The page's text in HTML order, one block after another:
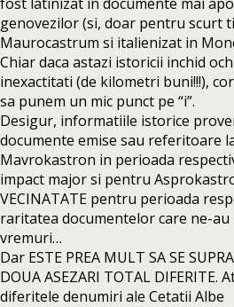
genovezilor (si, doar pentru scurt
Maurocastrum si italienizat in
Chiar daca astazi istoricii inchid
inexactitati (de kilometri buni!!!),
sa punem un mic punct pe “i”.
Desigur, informatiile istorice
documente emise sau referitoare
Mavrokastron in perioada
impact major si pentru
VECINATATE pentru perioada
raritatea documentelor care ne-au
vremuri…
Dar ESTE PREA MULT SA SE
DOUA ASEZARI TOTAL DIFERITE.
diferitele denumiri ale Cetatii Albe